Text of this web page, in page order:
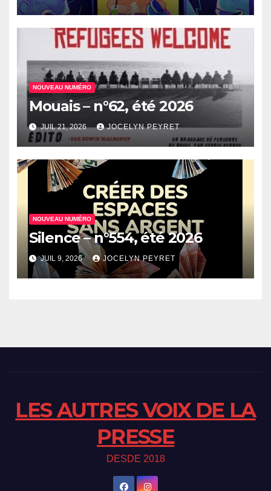
NOUVEAU NUMÉRO
Mouais – n°62, été 2026
JUIL 21, 2026 JOCELYN PEYRET
NOUVEAU NUMÉRO
Silence – n°554, été 2026
JUIL 9, 2026 JOCELYN PEYRET
LES AUTRES VOIX DE LA
PRESSE
DESDE 2018